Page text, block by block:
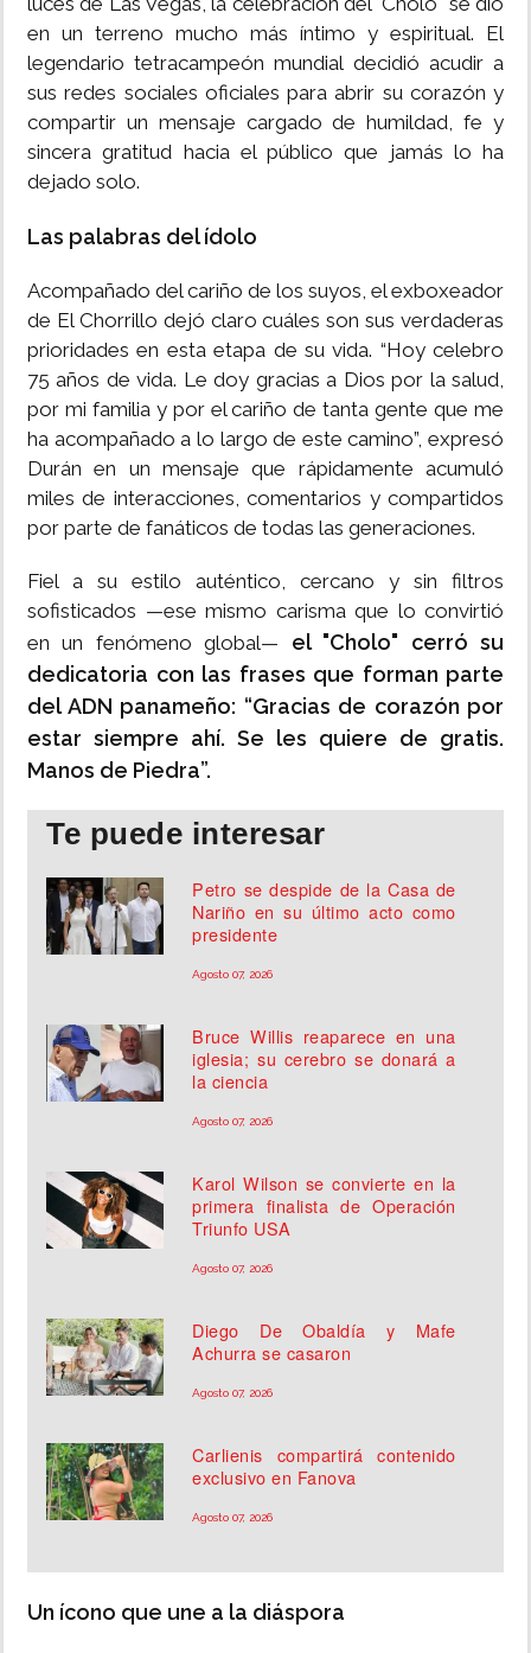
en un terreno mucho más íntimo y espiritual. El
legendario tetracampeón mundial decidió acudir a
sus redes sociales oficiales para abrir su corazón y
compartir un mensaje cargado de humildad, fe y
sincera gratitud hacia el público que jamás lo ha
dejado solo.
Las palabras del ídolo
Acompañado del cariño de los suyos, el exboxeador
de El Chorrillo dejó claro cuáles son sus verdaderas
prioridades en esta etapa de su vida. “Hoy celebro
75 años de vida. Le doy gracias a Dios por la salud,
por mi familia y por el cariño de tanta gente que me
ha acompañado a lo largo de este camino”, expresó
Durán en un mensaje que rápidamente acumuló
miles de interacciones, comentarios y compartidos
por parte de fanáticos de todas las generaciones.
Fiel a su estilo auténtico, cercano y sin filtros
sofisticados —ese mismo carisma que lo convirtió
en un fenómeno global— el "Cholo" cerró su
dedicatoria con las frases que forman parte
del ADN panameño: “Gracias de corazón por
estar siempre ahí. Se les quiere de gratis.
Manos de Piedra”.
Te puede interesar
Petro se despide de la Casa de
Nariño en su último acto como
presidente
Agosto 07, 2026
Bruce Willis reaparece en una
iglesia; su cerebro se donará a
la ciencia
Agosto 07, 2026
Karol Wilson se convierte en la
primera finalista de Operación
Triunfo USA
Agosto 07, 2026
Diego De Obaldía y Mafe
Achurra se casaron
Agosto 07, 2026
Carlienis compartirá contenido
exclusivo en Fanova
Agosto 07, 2026
Un ícono que une a la diáspora